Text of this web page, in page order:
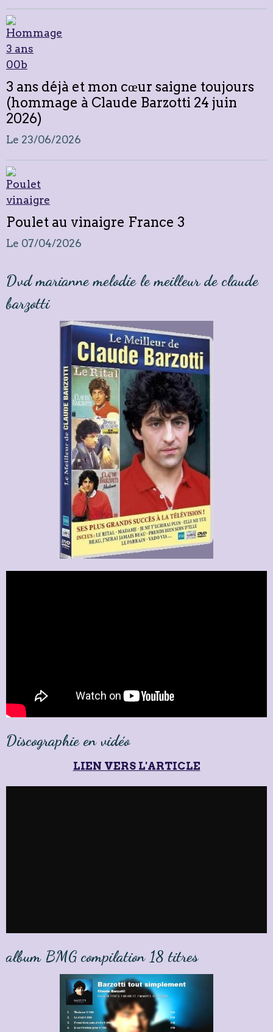
3 ans déjà et mon cœur saigne toujours
(hommage à Claude Barzotti 24 juin
2026)
Le 23/06/2026
Poulet au vinaigre France 3
Le 07/04/2026
Dvd marianne melodie le meilleur de claude
barzotti
Discographie en vidéo
LIEN VERS L'ARTICLE
album BMG compilation 18 titres